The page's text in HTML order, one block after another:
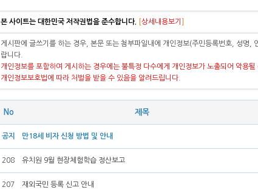
본 사이트는 대한민국 저작권법을 준수합니다. 상세내용보기
게시판에 글쓰기를 하는 경우, 본문 또는 첨부파일내에 개인정보(주민등록번호, 성명,
랍니다.
개인정보를 포함하여 게시하는 경우에는 불특정 다수에게 개인정보가 노출되어 악용
개인정보보호법에 따라 처벌을 받을 수 있음을 알려드립니다.
No 제목
공지 만18세 비자 신청 방법 및 안내
208 유치원 9월 현장체험학습 정산보고
207 재외국민 등록 신고 안내